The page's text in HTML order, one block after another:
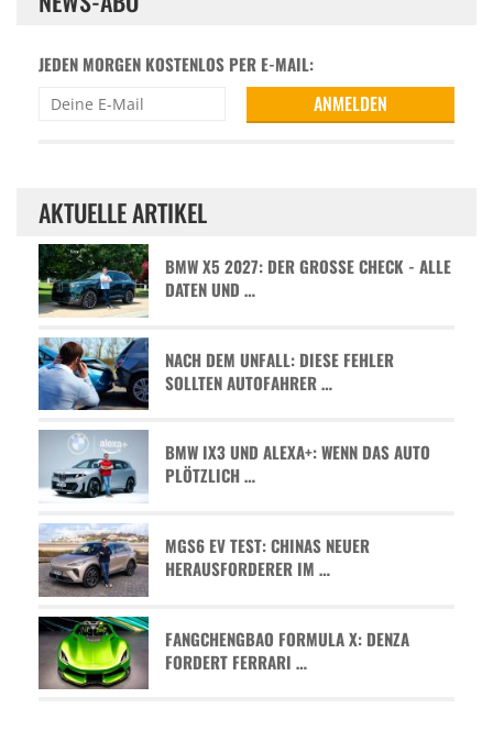
JEDEN MORGEN KOSTENLOS PER E-MAIL:
AKTUELLE ARTIKEL
BMW X5 2027: DER GROSSE CHECK - ALLE D
ATEN UND …
NACH DEM UNFALL: DIESE FEHLER
SOLLTEN AUTOFAHRER …
BMW IX3 UND ALEXA+: WENN DAS AUTO
PLÖTZLICH …
MGS6 EV TEST: CHINAS NEUER
HERAUSFORDERER IM …
FANGCHENGBAO FORMULA X: DENZA
FORDERT FERRARI …